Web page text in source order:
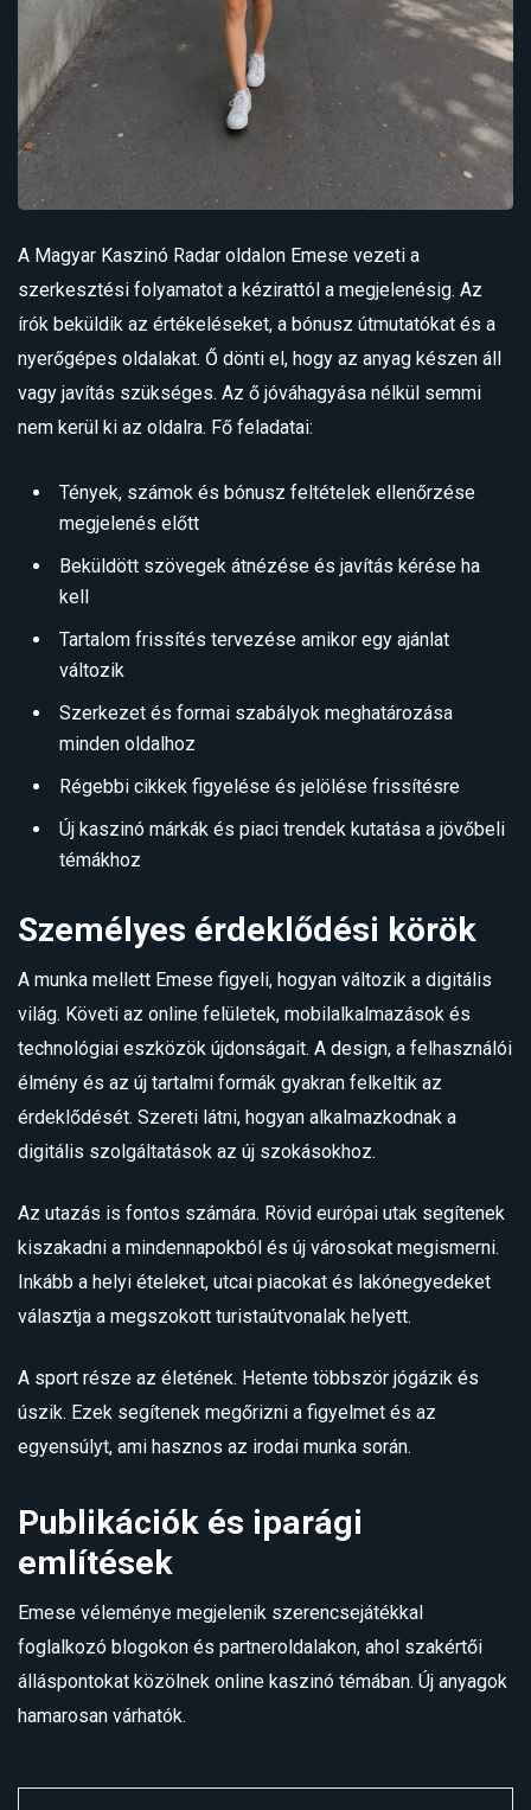
A Magyar Kaszinó Radar oldalon Emese vezeti a
szerkesztési folyamatot a kézirattól a megjelenésig. Az
írók beküldik az értékeléseket, a bónusz útmutatókat és a
nyerőgépes oldalakat. Ő dönti el, hogy az anyag készen áll
vagy javítás szükséges. Az ő jóváhagyása nélkül semmi
nem kerül ki az oldalra. Fő feladatai:
Tények, számok és bónusz feltételek ellenőrzése
megjelenés előtt
Beküldött szövegek átnézése és javítás kérése ha
kell
Tartalom frissítés tervezése amikor egy ajánlat
változik
Szerkezet és formai szabályok meghatározása
minden oldalhoz
Régebbi cikkek figyelése és jelölése frissítésre
Új kaszinó márkák és piaci trendek kutatása a jövőbeli
témákhoz
Személyes érdeklődési körök
A munka mellett Emese figyeli, hogyan változik a digitális
világ. Követi az online felületek, mobilalkalmazások és
technológiai eszközök újdonságait. A design, a felhasználói
élmény és az új tartalmi formák gyakran felkeltik az
érdeklődését. Szereti látni, hogyan alkalmazkodnak a
digitális szolgáltatások az új szokásokhoz.
Az utazás is fontos számára. Rövid európai utak segítenek
kiszakadni a mindennapokból és új városokat megismerni.
Inkább a helyi ételeket, utcai piacokat és lakónegyedeket
választja a megszokott turistaútvonalak helyett.
A sport része az életének. Hetente többször jógázik és
úszik. Ezek segítenek megőrizni a figyelmet és az
egyensúlyt, ami hasznos az irodai munka során.
Publikációk és iparági
említések
Emese véleménye megjelenik szerencsejátékkal
foglalkozó blogokon és partneroldalakon, ahol szakértői
álláspontokat közölnek online kaszinó témában. Új anyagok
hamarosan várhatók.